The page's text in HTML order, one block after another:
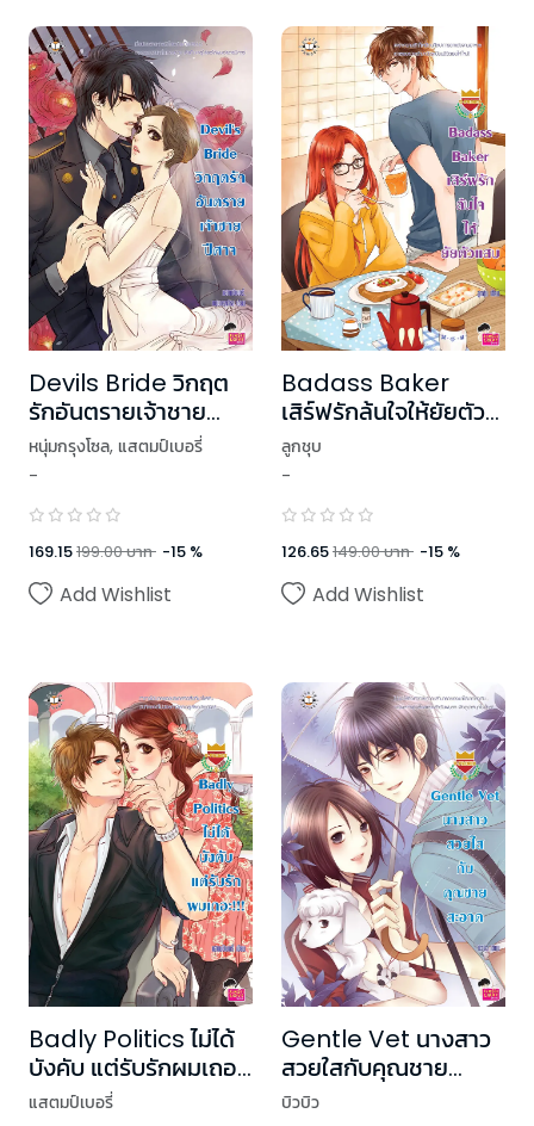
Devils Bride วิกฤต
รักอันตรายเจ้าชาย
ปีศาจ
หนุ่มกรุงโซล, แสตมป์เบอรี่
-
169.15199.00บาท -15 %
Add Wishlist
Badass Baker
เสิร์ฟรักล้นใจให้ยัยตัว
แสบ ชุด U Prince
ลูกชุบ
-
126.65149.00บาท -15 %
Add Wishlist
Badly Politics ไม่ได้
บังคับ แต่รับรักผมเถอะ
ชุด U Prince
แสตมป์เบอรี่
Gentle Vet นางสาว
สวยใสกับคุณชาย
สะอาด ชุด U Prince
บิวบิว